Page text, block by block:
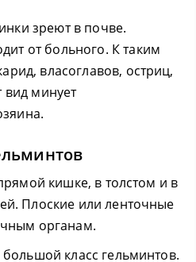
зреют в почве.
от больного. К таким
власоглавов, остриц,
вид минует
кишке, в толстом и в
Плоские или ленточные
органам.
класс гельминтов.